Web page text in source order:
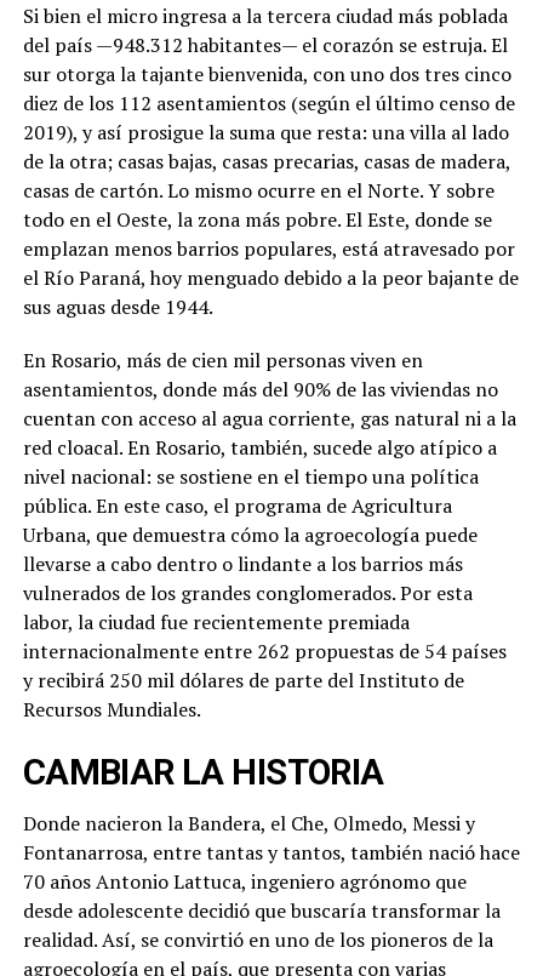
Si bien el micro ingresa a la tercera ciudad más poblada
del país —948.312 habitantes— el corazón se estruja. El
sur otorga la tajante bienvenida, con uno dos tres cinco
diez de los 112 asentamientos (según el último censo de
2019), y así prosigue la suma que resta: una villa al lado
de la otra; casas bajas, casas precarias, casas de madera,
casas de cartón. Lo mismo ocurre en el Norte. Y sobre
todo en el Oeste, la zona más pobre. El Este, donde se
emplazan menos barrios populares, está atravesado por
el Río Paraná, hoy menguado debido a la peor bajante de
sus aguas desde 1944.
En Rosario, más de cien mil personas viven en
asentamientos, donde más del 90% de las viviendas no
cuentan con acceso al agua corriente, gas natural ni a la
red cloacal. En Rosario, también, sucede algo atípico a
nivel nacional: se sostiene en el tiempo una política
pública. En este caso, el programa de Agricultura
Urbana, que demuestra cómo la agroecología puede
llevarse a cabo dentro o lindante a los barrios más
vulnerados de los grandes conglomerados. Por esta
labor, la ciudad fue recientemente premiada
internacionalmente entre 262 propuestas de 54 países
y recibirá 250 mil dólares de parte del Instituto de
Recursos Mundiales.
CAMBIAR LA HISTORIA
Donde nacieron la Bandera, el Che, Olmedo, Messi y
Fontanarrosa, entre tantas y tantos, también nació hace
70 años Antonio Lattuca, ingeniero agrónomo que
desde adolescente decidió que buscaría transformar la
realidad. Así, se convirtió en uno de los pioneros de la
agroecología en el país, que presenta con varias